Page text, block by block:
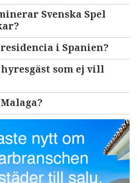
Svenska Spel
i Spanien?
som ej vill